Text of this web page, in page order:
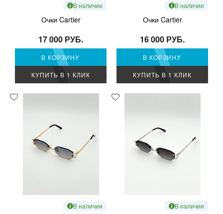
В наличии
Очки Cartier
17 000 РУБ.
В КОРЗИНУ
КУПИТЬ В 1 КЛИК
В наличии
Очки Cartier
16 000 РУБ.
В КОРЗИНУ
КУПИТЬ В 1 КЛИК
В наличии В наличии